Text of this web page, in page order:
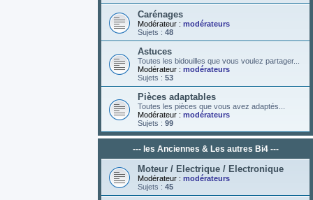
Carénages
Modérateur : modérateurs
Sujets : 48
Astuces
Toutes les bidouilles que vous voulez partager...
Modérateur : modérateurs
Sujets : 53
Pièces adaptables
Toutes les pièces que vous avez adaptés...
Modérateur : modérateurs
Sujets : 99
--- les Anciennes & Les autres Bi4 ---
Moteur / Electrique / Electronique
Modérateur : modérateurs
Sujets : 45